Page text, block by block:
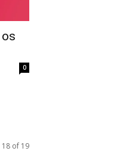
0
18 of 19